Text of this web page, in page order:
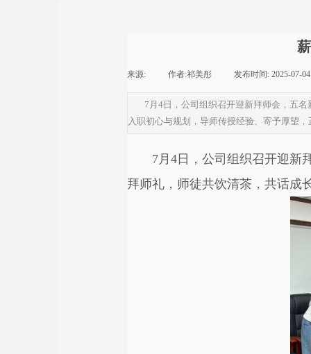
来源: 作者:祁美彤 发布时间: 2025-07-04
7月4日，公司组织召开迎新拜师会，五
入职初心与规划，导师传授经验、寄予厚望
7月4日，公司组织召开迎新
拜师礼，师徒共饮清茶，共话成